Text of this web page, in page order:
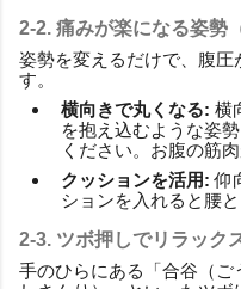
2-2. 痛みが楽になる姿勢
姿勢を変えるだけで、腹圧
す。
横向きで丸くなる: 横
を抱え込むような姿
ください。お腹の筋
クッションを活用: 仰
ションを入れると腰
2-3. ツボ押しでリラック
手のひらにある「合谷（